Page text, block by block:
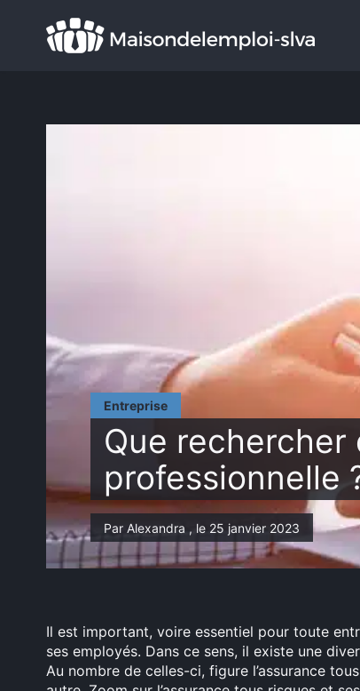
Entreprise
Que rechercher
professionnelle
Par Alexandra , le 25 janvier 2023
Il est important, voire essentiel pour toute
ses employés. Dans ce sens, il existe une
Au nombre de celles-ci, figure l’assurance